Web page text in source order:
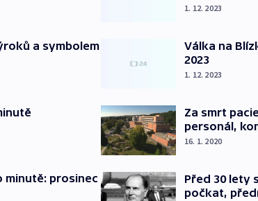
a symbolem
minutě: prosinec
1. 12. 2023
Válka na
2023
1. 12. 2023
Za smrt
personál,
16. 1. 2020
Před 30 lety
počkat,